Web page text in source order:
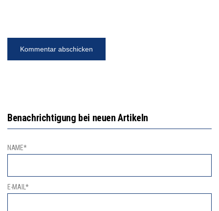
Benachrichtigung bei neuen Artikeln
NAME*
E-MAIL*